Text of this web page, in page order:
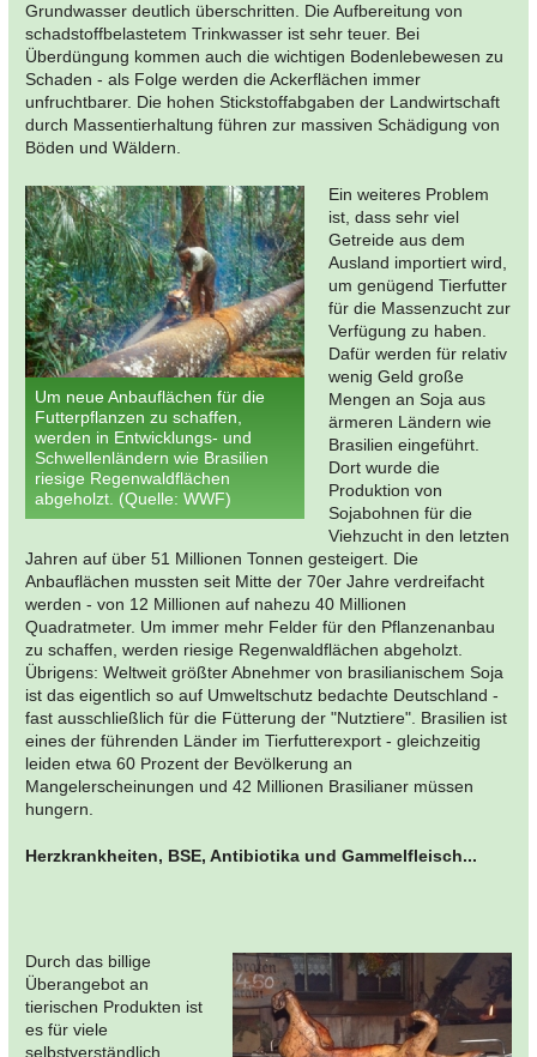
Grundwasser deutlich überschritten. Die Aufbereitung von
schadstoffbelastetem Trinkwasser ist sehr teuer. Bei
Überdüngung kommen auch die wichtigen Bodenlebewesen zu
Schaden - als Folge werden die Ackerflächen immer
unfruchtbarer. Die hohen Stickstoffabgaben der Landwirtschaft
durch Massentierhaltung führen zur massiven Schädigung von
Böden und Wäldern.
Um neue Anbauflächen für die
Futterpflanzen zu schaffen,
werden in Entwicklungs- und
Schwellenländern wie Brasilien
riesige Regenwaldflächen
abgeholzt. (Quelle: WWF)
Ein weiteres Problem
ist, dass sehr viel
Getreide aus dem
Ausland importiert wird,
um genügend Tierfutter
für die Massenzucht zur
Verfügung zu haben.
Dafür werden für relativ
wenig Geld große
Mengen an Soja aus
ärmeren Ländern wie
Brasilien eingeführt.
Dort wurde die
Produktion von
Sojabohnen für die
Viehzucht in den letzten
Jahren auf über 51 Millionen Tonnen gesteigert. Die
Anbauflächen mussten seit Mitte der 70er Jahre verdreifacht
werden - von 12 Millionen auf nahezu 40 Millionen
Quadratmeter. Um immer mehr Felder für den Pflanzenanbau
zu schaffen, werden riesige Regenwaldflächen abgeholzt.
Übrigens: Weltweit größter Abnehmer von brasilianischem Soja
ist das eigentlich so auf Umweltschutz bedachte Deutschland -
fast ausschließlich für die Fütterung der "Nutztiere". Brasilien ist
eines der führenden Länder im Tierfutterexport - gleichzeitig
leiden etwa 60 Prozent der Bevölkerung an
Mangelerscheinungen und 42 Millionen Brasilianer müssen
hungern.
Herzkrankheiten, BSE, Antibiotika und Gammelfleisch...
Durch das billige
Überangebot an
tierischen Produkten ist
es für viele
selbstverständlich